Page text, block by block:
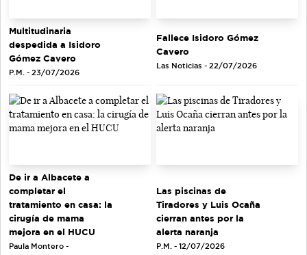
Multitudinaria
despedida a Isidoro
Gómez Cavero
P.M. - 23/07/2026
Fallece Isidoro Gómez
Cavero
Las Noticias - 22/07/2026
De ir a Albacete a
completar el
tratamiento en casa: la
cirugía de mama
mejora en el HUCU
Paula Montero -
Las piscinas de
Tiradores y Luis Ocaña
cierran antes por la
alerta naranja
P.M. - 12/07/2026